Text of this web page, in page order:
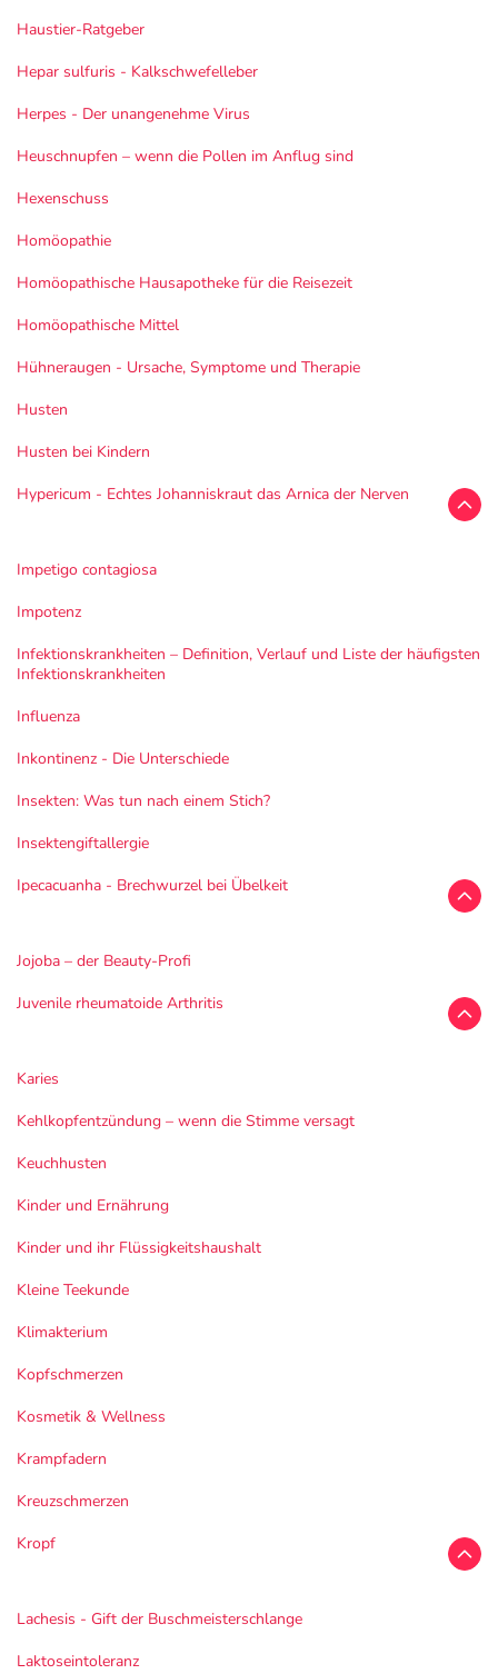
Haustier-Ratgeber
Hepar sulfuris - Kalkschwefelleber
Herpes - Der unangenehme Virus
Heuschnupfen – wenn die Pollen im Anflug sind
Hexenschuss
Homöopathie
Homöopathische Hausapotheke für die Reisezeit
Homöopathische Mittel
Hühneraugen - Ursache, Symptome und Therapie
Husten
Husten bei Kindern
Hypericum - Echtes Johanniskraut das Arnica der Nerven
Impetigo contagiosa
Impotenz
Infektionskrankheiten – Definition, Verlauf und Liste der häufigsten
Infektionskrankheiten
Influenza
Inkontinenz - Die Unterschiede
Insekten: Was tun nach einem Stich?
Insektengiftallergie
Ipecacuanha - Brechwurzel bei Übelkeit
Jojoba – der Beauty-Profi
Juvenile rheumatoide Arthritis
Karies
Kehlkopfentzündung – wenn die Stimme versagt
Keuchhusten
Kinder und Ernährung
Kinder und ihr Flüssigkeitshaushalt
Kleine Teekunde
Klimakterium
Kopfschmerzen
Kosmetik & Wellness
Krampfadern
Kreuzschmerzen
Kropf
Lachesis - Gift der Buschmeisterschlange
Laktoseintoleranz